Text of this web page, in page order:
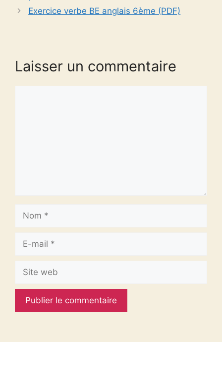
Exercice verbe BE anglais 6ème (PDF)
Laisser un commentaire
mail
web